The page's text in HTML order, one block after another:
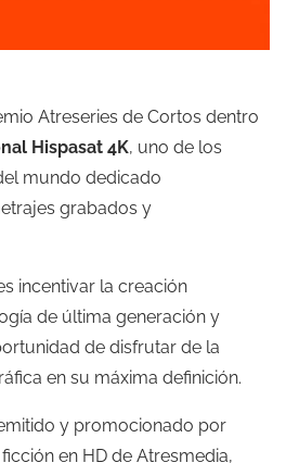
Atreseries de Cortos dentro
Hispasat 4K, uno de los
mundo dedicado
grabados y
incentivar la creación
de última generación y
de disfrutar de la
en su máxima definición.
y promocionado por
en HD de Atresmedia,